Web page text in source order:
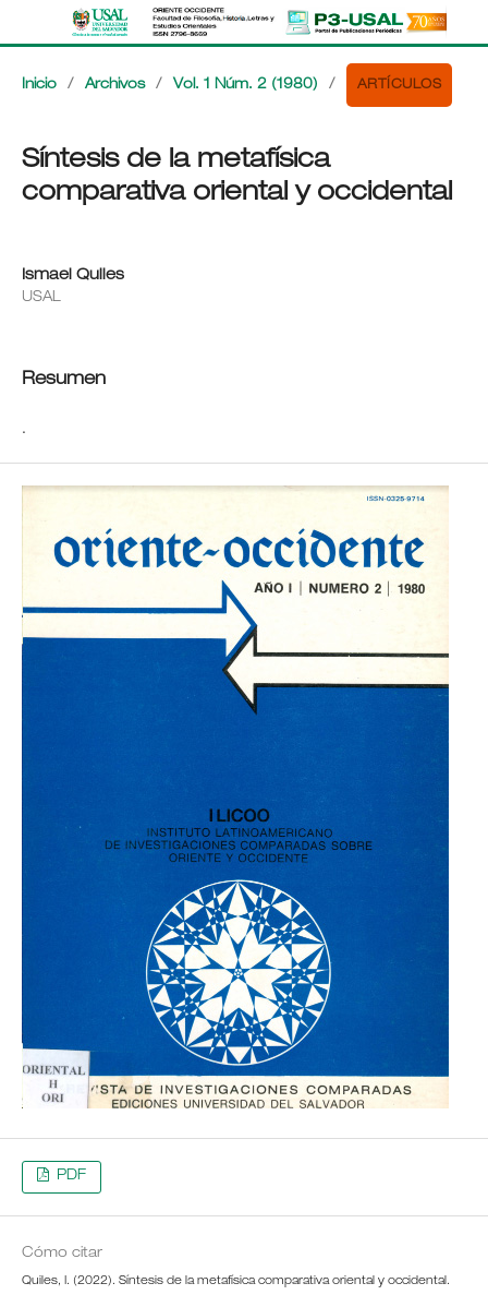
Inicio / Archivos / Vol. 1 Núm. 2 (1980) / ARTÍCULOS
Síntesis de la metafísica
comparativa oriental y occidental
Ismael Quiles
USAL
Resumen
.
PDF
Cómo citar
Quiles, I. (2022). Síntesis de la metafísica comparativa oriental y occidental.